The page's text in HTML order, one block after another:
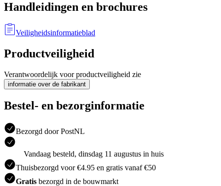
Handleidingen en brochures
Veiligheidsinformatieblad
Productveiligheid
Verantwoordelijk voor productveiligheid zie
informatie over de fabrikant
Bestel- en bezorginformatie
Bezorgd door PostNL
Vandaag besteld, dinsdag 11 augustus in huis
Thuisbezorgd voor €4.95 en gratis vanaf €50
Gratis bezorgd in de bouwmarkt